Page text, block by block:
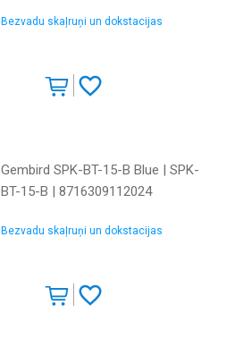
Bezvadu skaļruņi un dokstacijas
Gembird SPK-BT-15-B Blue | SPK-
BT-15-B | 8716309112024
Bezvadu skaļruņi un dokstacijas